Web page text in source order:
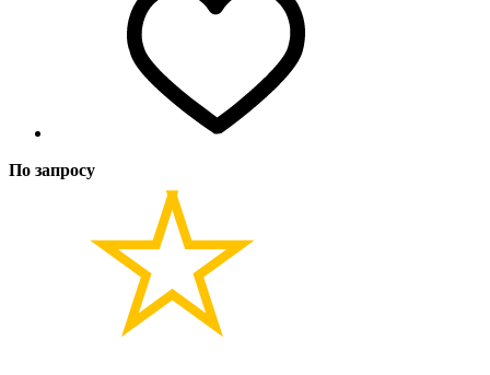
По запросу